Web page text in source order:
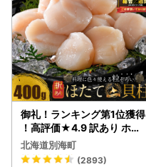
御礼！ランキング第1位獲得
！高評価★4.9 訳あり ホタ
テ 400g（ほたて 帆立 貝柱
冷凍 ）
北海道別海町
(2893)